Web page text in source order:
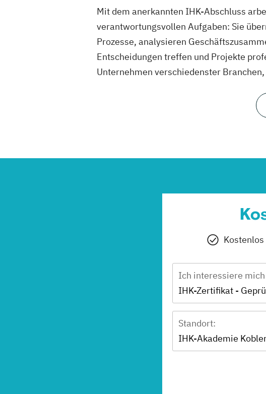
Mit dem anerkannten IHK-Abschluss
verantwortungsvollen Aufgaben: Sie
Prozesse, analysieren
Entscheidungen treffen und Projekte
Unternehmen verschiedenster
Kostenlos
Ich interessiere
Standort:
IHK-Akademie